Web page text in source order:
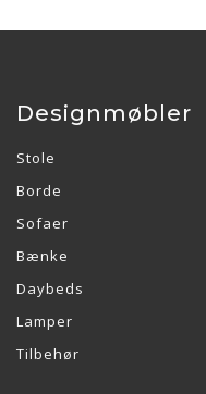
Designmøbler
Stole
Borde
Sofaer
Bænke
Daybeds
Lamper
Tilbehør